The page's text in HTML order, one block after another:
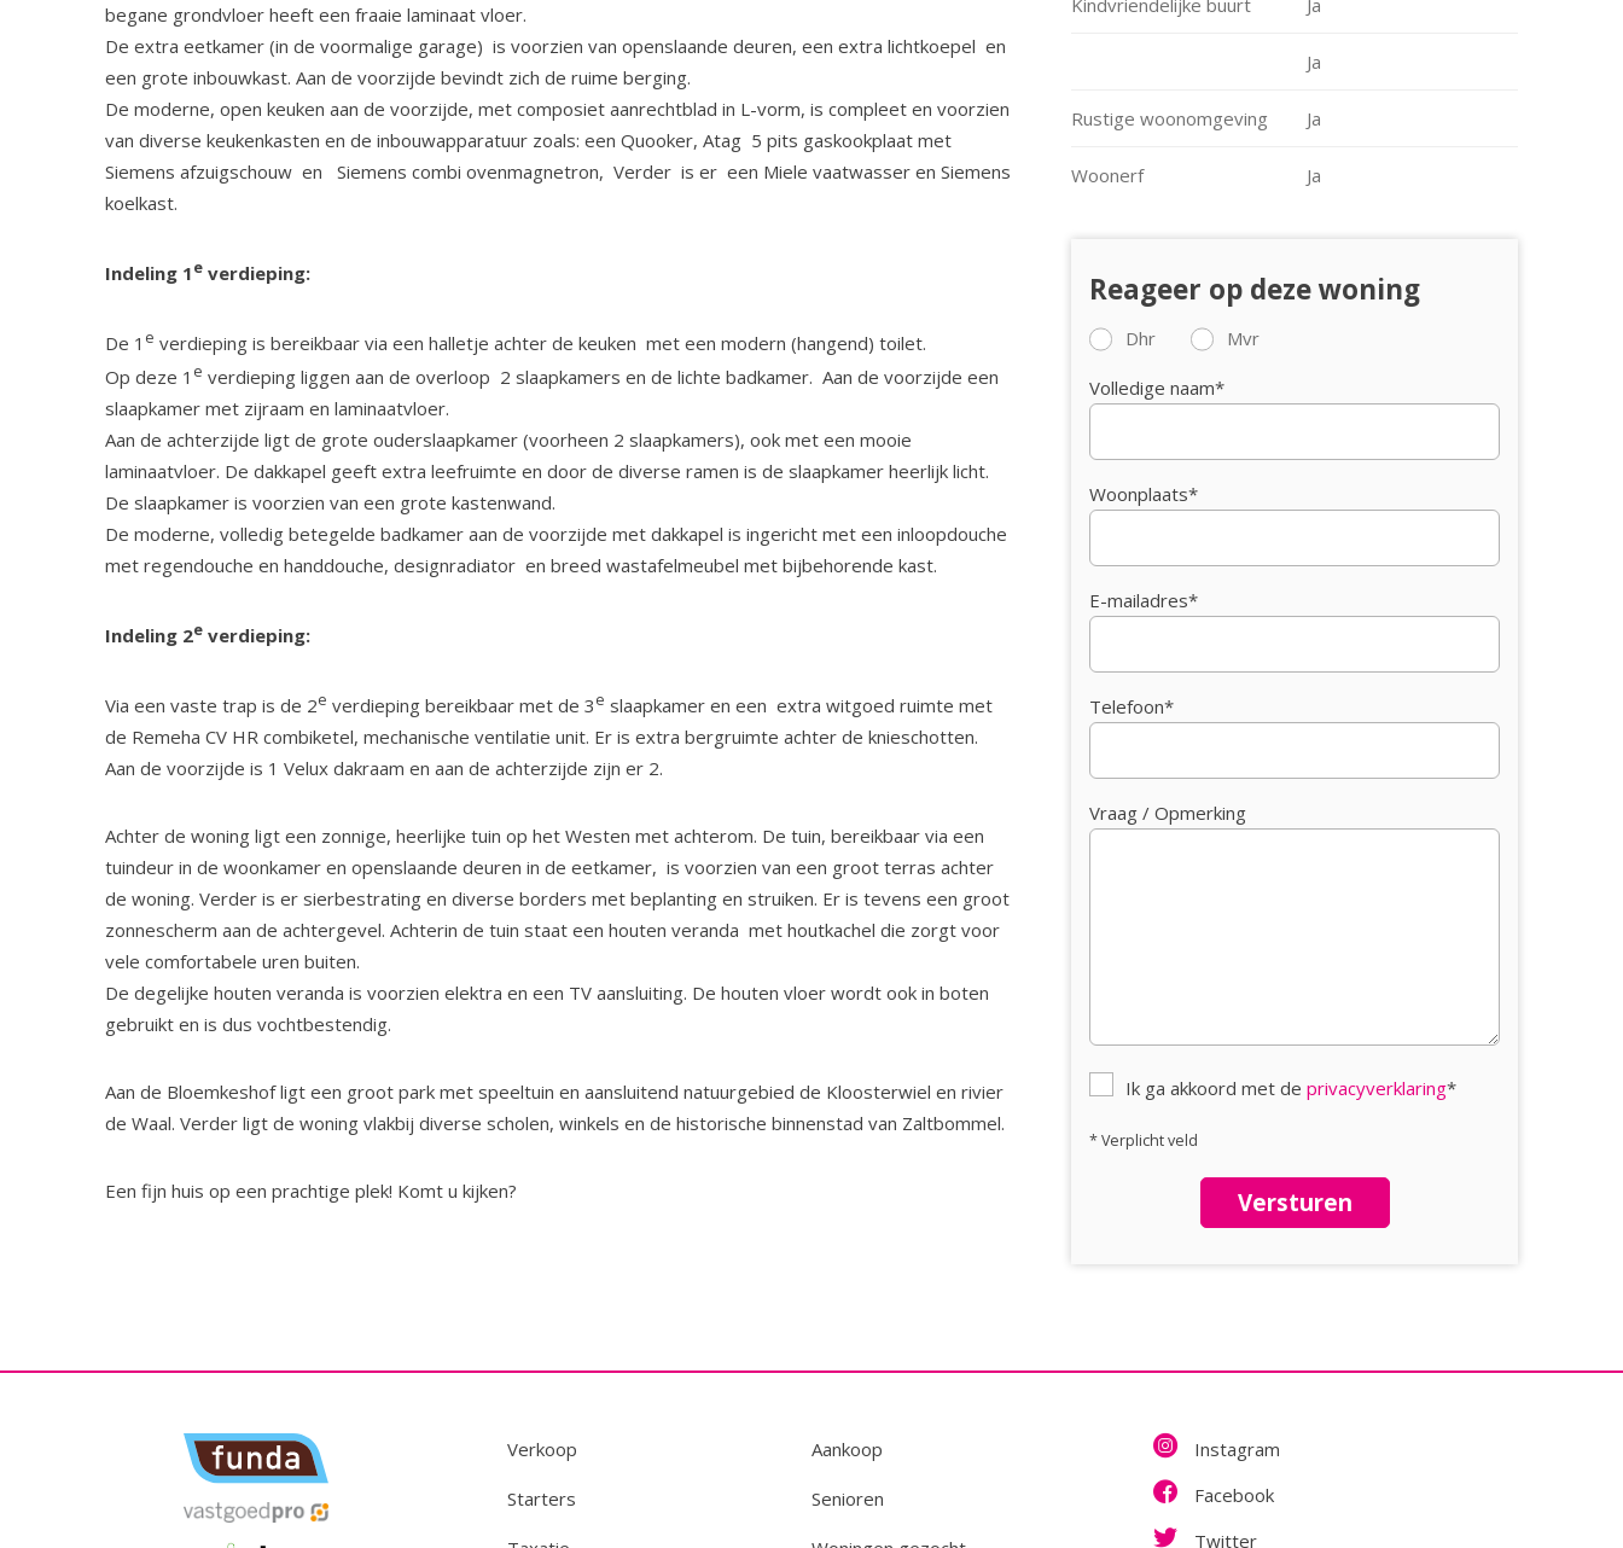
begane grondvloer heeft een fraaie laminaat vloer.
De extra eetkamer (in de voormalige garage) is voorzien van openslaande deuren, een extra lichtkoepel en
een grote inbouwkast. Aan de voorzijde bevindt zich de ruime berging.
De moderne, open keuken aan de voorzijde, met composiet aanrechtblad in L-vorm, is compleet en voorzien
van diverse keukenkasten en de inbouwapparatuur zoals: een Quooker, Atag 5 pits gaskookplaat met
Siemens afzuigschouw en Siemens combi ovenmagnetron, Verder is er een Miele vaatwasser en Siemens
koelkast.
Indeling 1e verdieping:
De 1 e verdieping is bereikbaar via een halletje achter de keuken met een modern (hangend) toilet.
Op deze 1 e verdieping liggen aan de overloop 2 slaapkamers en de lichte badkamer. Aan de voorzijde een
slaapkamer met zijraam en laminaatvloer.
Aan de achterzijde ligt de grote ouderslaapkamer (voorheen 2 slaapkamers), ook met een mooie
laminaatvloer. De dakkapel geeft extra leefruimte en door de diverse ramen is de slaapkamer heerlijk licht.
De slaapkamer is voorzien van een grote kastenwand.
De moderne, volledig betegelde badkamer aan de voorzijde met dakkapel is ingericht met een inloopdouche
met regendouche en handdouche, designradiator en breed wastafelmeubel met bijbehorende kast.
Indeling 2e verdieping:
Via een vaste trap is de 2e verdieping bereikbaar met de 3e slaapkamer en een extra witgoed ruimte met
de Remeha CV HR combiketel, mechanische ventilatie unit. Er is extra bergruimte achter de knieschotten.
Aan de voorzijde is 1 Velux dakraam en aan de achterzijde zijn er 2.
Achter de woning ligt een zonnige, heerlijke tuin op het Westen met achterom. De tuin, bereikbaar via een
tuindeur in de woonkamer en openslaande deuren in de eetkamer, is voorzien van een groot terras achter
de woning. Verder is er sierbestrating en diverse borders met beplanting en struiken. Er is tevens een groot
zonnescherm aan de achtergevel. Achterin de tuin staat een houten veranda met houtkachel die zorgt voor
vele comfortabele uren buiten.
De degelijke houten veranda is voorzien elektra en een TV aansluiting. De houten vloer wordt ook in boten
gebruikt en is dus vochtbestendig.
Aan de Bloemkeshof ligt een groot park met speeltuin en aansluitend natuurgebied de Kloosterwiel en rivier
de Waal. Verder ligt de woning vlakbij diverse scholen, winkels en de historische binnenstad van Zaltbommel.
Een fijn huis op een prachtige plek! Komt u kijken?
Kindvriendelijke buurt Ja
Ja
Rustige woonomgeving Ja
Woonerf Ja
Reageer op deze woning
Dhr Mvr
Volledige naam*
Woonplaats*
E-mailadres*
Telefoon*
Vraag / Opmerking
Ik ga akkoord met de privacyverklaring*
* Verplicht veld
Versturen
Verkoop Aankoop
Starters Senioren
Instagram
Facebook
Twitter